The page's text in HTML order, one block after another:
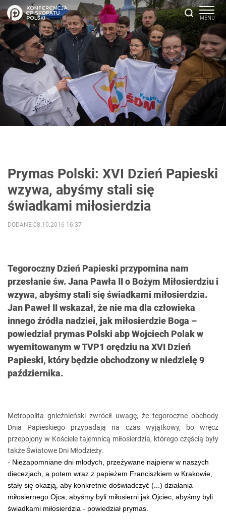
Prymas Polski: XVI Dzień Papieski
wzywa, abyśmy stali się
świadkami miłosierdzia
Tegoroczny Dzień Papieski przypomina nam
przesłanie św. Jana Pawła II o Bożym Miłosierdziu i
wzywa, abyśmy stali się świadkami miłosierdzia.
Jan Paweł II wskazał, że nie ma dla człowieka
innego źródła nadziei, jak miłosierdzie Boga –
powiedział prymas Polski abp Wojciech Polak w
wyemitowanym w TVP1 orędziu na XVI Dzień
Papieski, który będzie obchodzony w niedzielę 9
października.
DODANE 08.10.2016 16:37
Metropolita gnieźnieński zwrócił uwagę, że tegoroczne obchody
Dnia Papieskiego przypadają na czas wyjątkowy, bo wręcz
przepojony w Kościele tajemnicą miłosierdzia, którego częścią były
także Światowe Dni Młodzieży.
- Niezapomniane dni młodych, przeżywane najpierw w naszych
diecezjach, a potem wraz z papieżem Franciszkiem w Krakowie,
stały się okazją, aby konkretnie doświadczyć (...) działania
miłosiernego Ojca; abyśmy byli miłosierni jak Ojciec, abyśmy byli
świadkami miłosierdzia - powiedział prymas.